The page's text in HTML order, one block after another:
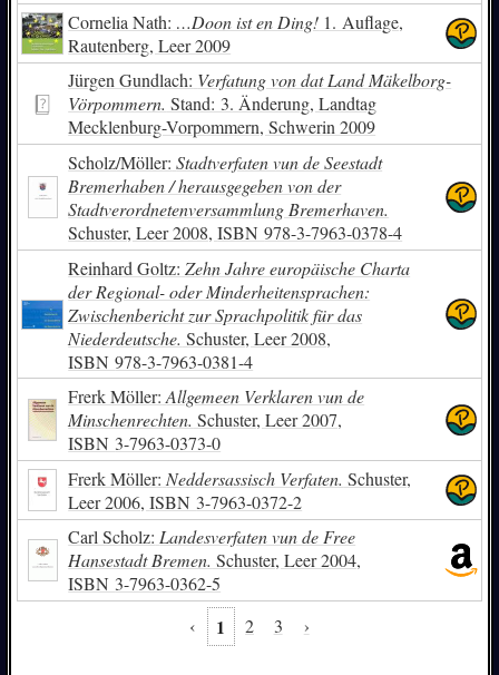
Cornelia Nath: …Doon ist en Ding! 1. Auflage,
Rautenberg, Leer 2009
Jürgen Gundlach: Verfatung von dat Land Mäkelborg-
Vörpommern. Stand: 3. Änderung, Landtag
Mecklenburg-Vorpommern, Schwerin 2009
Scholz/Möller: Stadtverfaten vun de Seestadt
Bremerhaben / herausgegeben von der
Stadtverordnetenversammlung Bremerhaven.
Schuster, Leer 2008,ISBN978-3-7963-0378-4
Reinhard Goltz: Zehn Jahre europäische Charta
der Regional- oder Minderheitensprachen:
Zwischenbericht zur Sprachpolitik für das
Niederdeutsche. Schuster, Leer 2008,
ISBN978-3-7963-0381-4
Frerk Möller: Allgemeen Verklaren vun de
Minschenrechten. Schuster, Leer 2007,
ISBN 3-7963-0373-0
Frerk Möller: Neddersassisch Verfaten. Schuster,
Leer 2006,ISBN 3-7963-0372-2
Carl Scholz: Landesverfaten vun de Free
Hansestadt Bremen. Schuster, Leer 2004,
ISBN 3-7963-0362-5
‹
1 2 3 ›